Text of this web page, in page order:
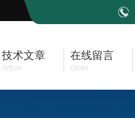
技术文章
Article
在线留言
Order